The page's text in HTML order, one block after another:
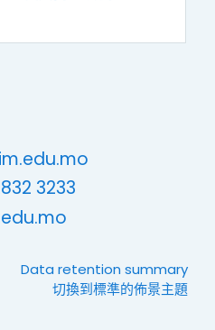
3233
Data retention summary
切換到標準的佈景主題